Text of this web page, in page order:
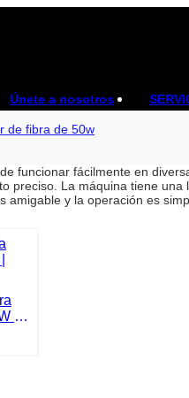
Únete a nosotros
de fibra de 50w
funcionar fácilmente en
preciso. La máquina tiene
y la operación es
|